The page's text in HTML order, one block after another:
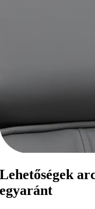
Lehetőségek
egyaránt